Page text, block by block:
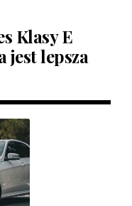
Klasy E
jest lepsza